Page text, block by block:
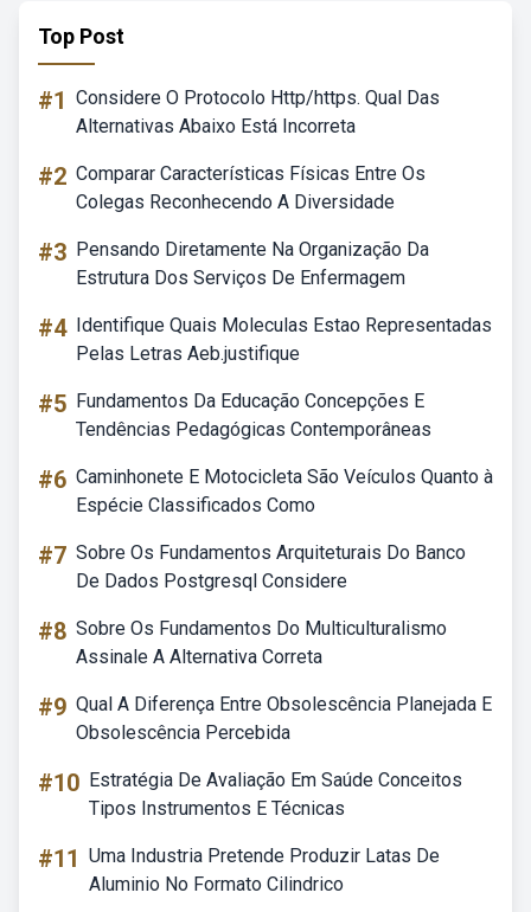
Top Post
#1 Considere O Protocolo Http/https. Qual Das
Alternativas Abaixo Está Incorreta
#2 Comparar Características Físicas Entre Os
Colegas Reconhecendo A Diversidade
#3 Pensando Diretamente Na Organização Da
Estrutura Dos Serviços De Enfermagem
#4 Identifique Quais Moleculas Estao Representadas
Pelas Letras Aeb.justifique
#5 Fundamentos Da Educação Concepções E
Tendências Pedagógicas Contemporâneas
#6 Caminhonete E Motocicleta São Veículos Quanto à
Espécie Classificados Como
#7 Sobre Os Fundamentos Arquiteturais Do Banco
De Dados Postgresql Considere
#8 Sobre Os Fundamentos Do Multiculturalismo
Assinale A Alternativa Correta
#9 Qual A Diferença Entre Obsolescência Planejada E
Obsolescência Percebida
#10 Estratégia De Avaliação Em Saúde Conceitos
Tipos Instrumentos E Técnicas
#11 Uma Industria Pretende Produzir Latas De
Aluminio No Formato Cilindrico